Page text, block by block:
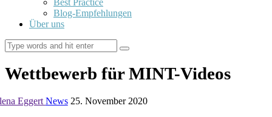
Best Practice
Blog-Empfehlungen
Über uns
Wettbewerb für MINT-Videos
Eggert News 25. November 2020